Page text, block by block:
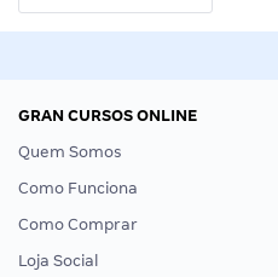
GRAN CURSOS ONLINE
Quem Somos
Como Funciona
Como Comprar
Loja Social